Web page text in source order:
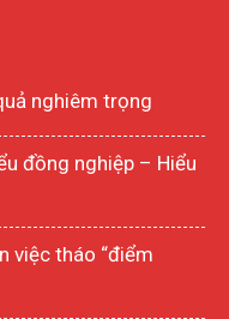
nghiêm trọng
đồng nghiệp – Hiểu
việc tháo “điểm